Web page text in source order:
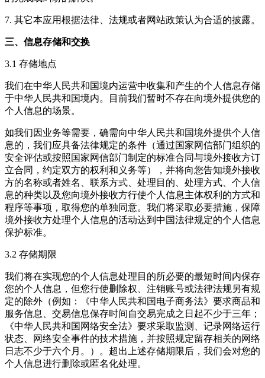
7. 其它本应用根据法律、法规或者网站政策认为合适的披露。
三、信息存储和交换
3.1 存储地点
我们在中华人民共和国境内运营中收集和产生的个人信息存储
于中华人民共和国境内。目前我们暂时不存在向境外提供您的
个人信息的场景。
如我们因业务等需要，确需向中华人民共和国境外提供个人信
息的，我们应具备法律规定的条件（通过国家网信部门组织的
安全评估或按照国家网信部门制定的标准合同与境外接收方订
立合同，约定双方的权利和义务等），并将向您告知境外接收
方的名称或者姓名、联系方式、处理目的、处理方式、个人信
息的种类以及您向境外接收方行使个人信息主体权利的方式和
程序等事项，取得您的单独同意。我们将采取必要措施，保障
境外接收方处理个人信息的活动达到中国法律规定的个人信息
保护标准。
3.2 存储期限
我们将在实现您的个人信息处理目的所必要的最短时间内保存
您的个人信息，但您行使删除权、注销账号或法律法规另有规
定的除外（例如：《中华人民共和国电子商务法》要求商品和
服务信息、交易信息保存时间自交易完成之日起不少于三年；
《中华人民共和国网络安全法》要求采取监测、记录网络运行
状态、网络安全事件的技术措施，并按照规定留存相关的网络
日志不少于六个月。）。超出上述存储期限后，我们会对您的
个人信息进行删除或匿名化处理。